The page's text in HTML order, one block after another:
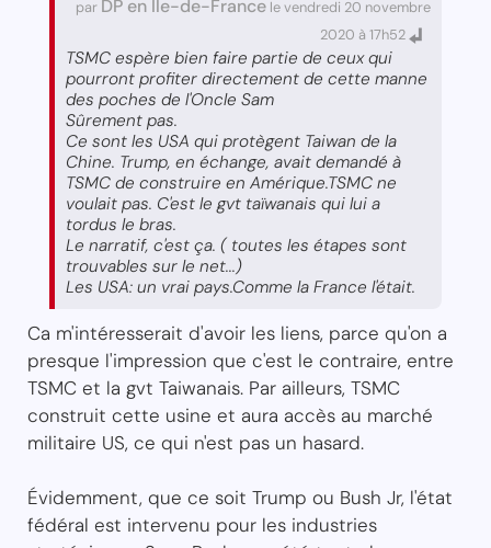
par DP en Île-de-France le vendredi 20 novembre
2020 à 17h52
TSMC espère bien faire partie de ceux qui
pourront profiter directement de cette manne
des poches de l'Oncle Sam
Sûrement pas.
Ce sont les USA qui protègent Taiwan de la
Chine. Trump, en échange, avait demandé à
TSMC de construire en Amérique.TSMC ne
voulait pas. C'est le gvt taïwanais qui lui a
tordus le bras.
Le narratif, c'est ça. ( toutes les étapes sont
trouvables sur le net...)
Les USA: un vrai pays.Comme la France l'était.
Ca m'intéresserait d'avoir les liens, parce qu'on a
presque l'impression que c'est le contraire, entre
TSMC et la gvt Taiwanais. Par ailleurs, TSMC
construit cette usine et aura accès au marché
militaire US, ce qui n'est pas un hasard.
Évidemment, que ce soit Trump ou Bush Jr, l'état
fédéral est intervenu pour les industries